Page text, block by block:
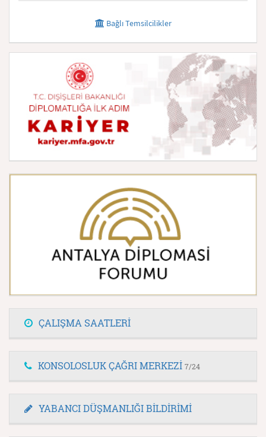
Bağlı Temsilcilikler
ÇALIŞMA SAATLERİ
KONSOLOSLUK ÇAĞRI MERKEZİ 7/24
YABANCI DÜŞMANLIĞI BİLDİRİMİ